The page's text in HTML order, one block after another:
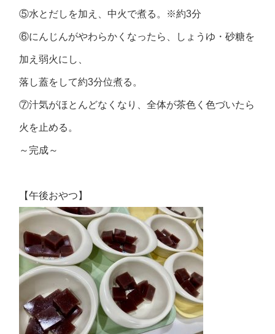
⑤水とだしを加え、中火で煮る。※約3分
⑥にんじんがやわらかくなったら、しょうゆ・砂糖を
加え弱火にし、
落し蓋をして約3分位煮る。
⑦汁気がほとんどなくなり、全体が茶色く色づいたら
火を止める。
～完成～
【午後おやつ】